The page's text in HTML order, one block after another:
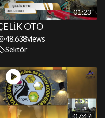
01:23
OTO
48.638views
Sektör
07:47